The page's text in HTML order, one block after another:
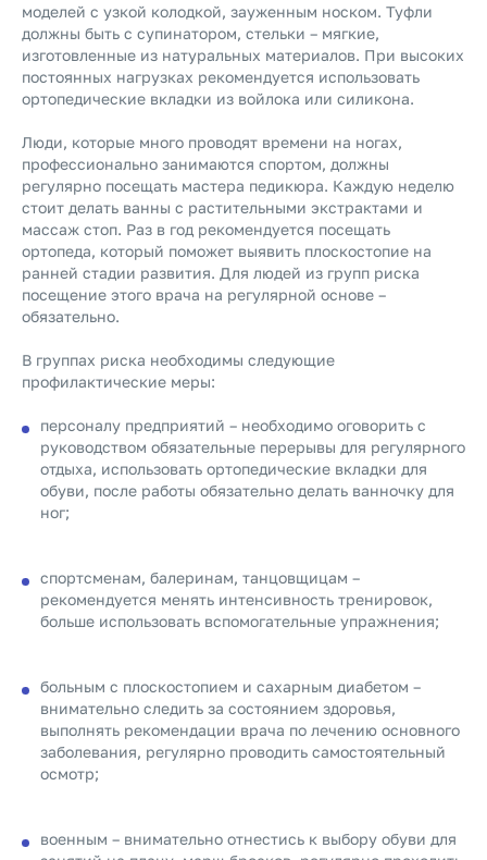
моделей с узкой колодкой, зауженным носком. Туфли
должны быть с супинатором, стельки – мягкие,
изготовленные из натуральных материалов. При высоких
постоянных нагрузках рекомендуется использовать
ортопедические вкладки из войлока или силикона.
Люди, которые много проводят времени на ногах,
профессионально занимаются спортом, должны
регулярно посещать мастера педикюра. Каждую неделю
стоит делать ванны с растительными экстрактами и
массаж стоп. Раз в год рекомендуется посещать
ортопеда, который поможет выявить плоскостопие на
ранней стадии развития. Для людей из групп риска
посещение этого врача на регулярной основе –
обязательно.
В группах риска необходимы следующие
профилактические меры:
персоналу предприятий – необходимо оговорить с
руководством обязательные перерывы для регулярного
отдыха, использовать ортопедические вкладки для
обуви, после работы обязательно делать ванночку для
ног;
спортсменам, балеринам, танцовщицам –
рекомендуется менять интенсивность тренировок,
больше использовать вспомогательные упражнения;
больным с плоскостопием и сахарным диабетом –
внимательно следить за состоянием здоровья,
выполнять рекомендации врача по лечению основного
заболевания, регулярно проводить самостоятельный
осмотр;
военным – внимательно отнестись к выбору обуви для